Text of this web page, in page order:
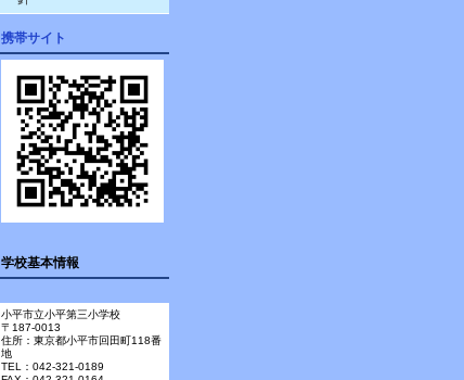
携帯サイト
学校基本情報
小平市立小平第三小学校
〒187-0013
住所：東京都小平市回田町118番
地
TEL：042-321-0189